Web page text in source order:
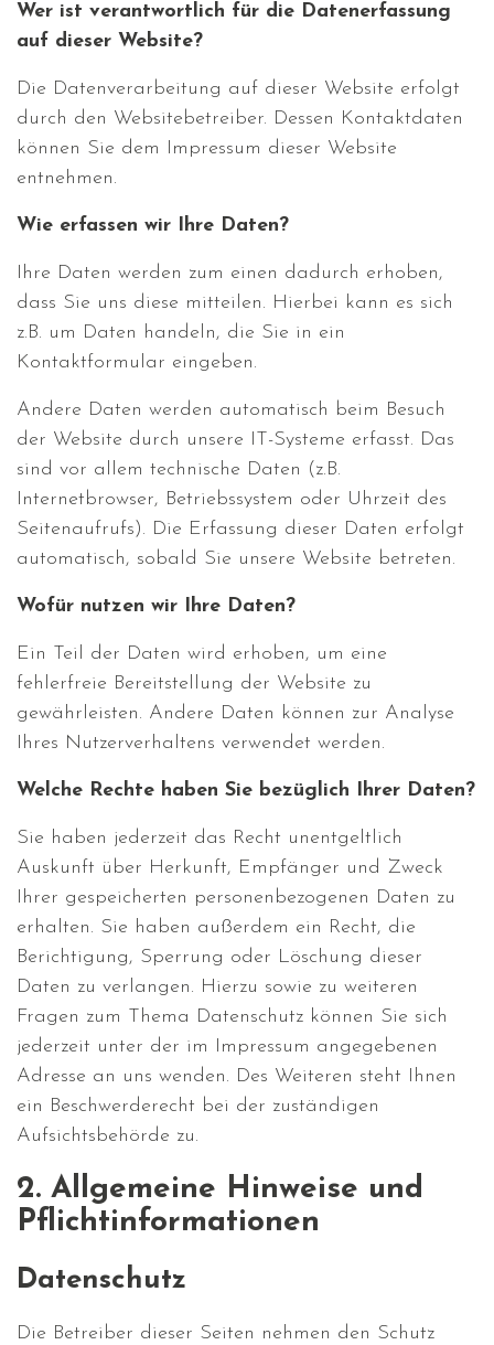
Wer ist verantwortlich für die Datenerfassung
auf dieser Website?
Die Datenverarbeitung auf dieser Website erfolgt
durch den Websitebetreiber. Dessen Kontaktdaten
können Sie dem Impressum dieser Website
entnehmen.
Wie erfassen wir Ihre Daten?
Ihre Daten werden zum einen dadurch erhoben,
dass Sie uns diese mitteilen. Hierbei kann es sich
z.B. um Daten handeln, die Sie in ein
Kontaktformular eingeben.
Andere Daten werden automatisch beim Besuch
der Website durch unsere IT-Systeme erfasst. Das
sind vor allem technische Daten (z.B.
Internetbrowser, Betriebssystem oder Uhrzeit des
Seitenaufrufs). Die Erfassung dieser Daten erfolgt
automatisch, sobald Sie unsere Website betreten.
Wofür nutzen wir Ihre Daten?
Ein Teil der Daten wird erhoben, um eine
fehlerfreie Bereitstellung der Website zu
gewährleisten. Andere Daten können zur Analyse
Ihres Nutzerverhaltens verwendet werden.
Welche Rechte haben Sie bezüglich Ihrer Daten?
Sie haben jederzeit das Recht unentgeltlich
Auskunft über Herkunft, Empfänger und Zweck
Ihrer gespeicherten personenbezogenen Daten zu
erhalten. Sie haben außerdem ein Recht, die
Berichtigung, Sperrung oder Löschung dieser
Daten zu verlangen. Hierzu sowie zu weiteren
Fragen zum Thema Datenschutz können Sie sich
jederzeit unter der im Impressum angegebenen
Adresse an uns wenden. Des Weiteren steht Ihnen
ein Beschwerderecht bei der zuständigen
Aufsichtsbehörde zu.
2. Allgemeine Hinweise und
Pflichtinformationen
Datenschutz
Die Betreiber dieser Seiten nehmen den Schutz